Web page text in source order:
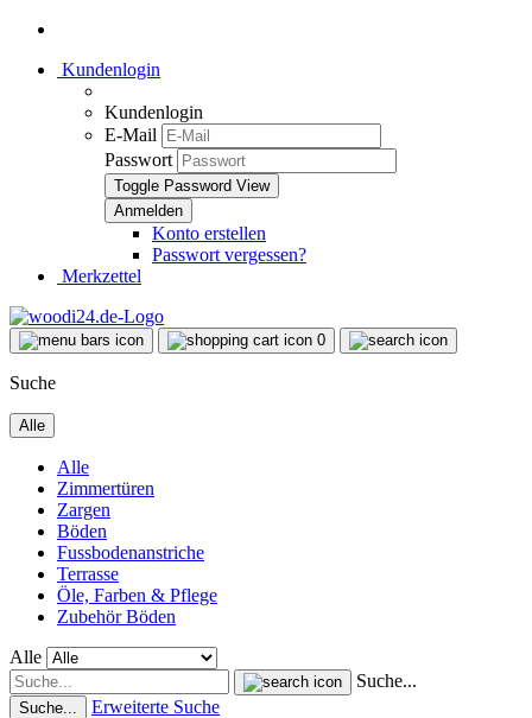
Kundenlogin
Kundenlogin
E-Mail
Passwort
Toggle Password View
Konto erstellen
Passwort vergessen?
Merkzettel
0
Suche
Alle
Alle
Zimmertüren
Zargen
Böden
Fussbodenanstriche
Terrasse
Öle, Farben & Pflege
Zubehör Böden
Alle
Suche...
Suche... Erweiterte Suche